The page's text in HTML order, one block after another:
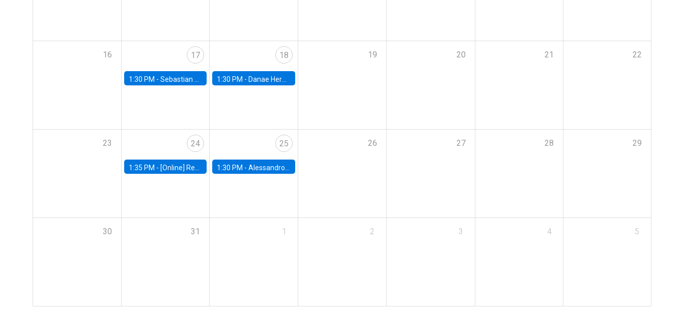
16 17
1:30 PM - Sebastian Claro, Universidad de Los Andes
18
1:30 PM - Danae Hernandez-Cortes, Arizona State
19 20 21 22
23 24
1:35 PM - [Online] Renata Narita, PUC Rio
25
1:30 PM -Alessandro Chiari, Charles University
26 27 28 29
30 31 1 2 3 4 5